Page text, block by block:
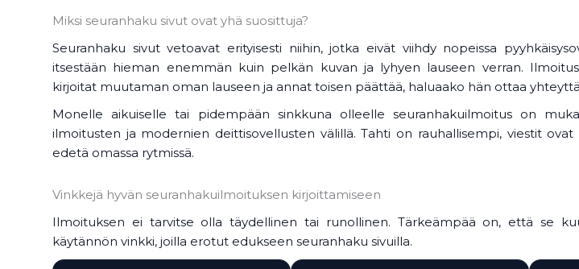
Miksi seuranhaku sivut ovat yhä suosittuja?
Seuranhaku sivut vetoavat erityisesti niihin, jotka eivät viihdy nopeissa
itsestään hieman enemmän kuin pelkän kuvan ja lyhyen lauseen verran.
kirjoitat muutaman oman lauseen ja annat toisen päättää, haluaako hän ottaa
Monelle aikuiselle tai pidempään sinkkuna olleelle seuranhakuilmoitus on
ilmoitusten ja modernien deittisovellusten välillä. Tahti on rauhallisempi, viestit
edetä omassa rytmissä.
Vinkkejä hyvän seuranhakuilmoituksen kirjoittamiseen
Ilmoituksen ei tarvitse olla täydellinen tai runollinen. Tärkeämpää on, että se
käytännön vinkki, joilla erotut edukseen seuranhaku sivuilla.